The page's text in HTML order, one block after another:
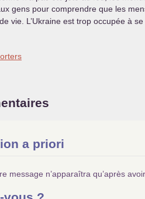
gens pour comprendre que les
vie. L’Ukraine est trop occupée à
a priori
message n’apparaîtra qu’après